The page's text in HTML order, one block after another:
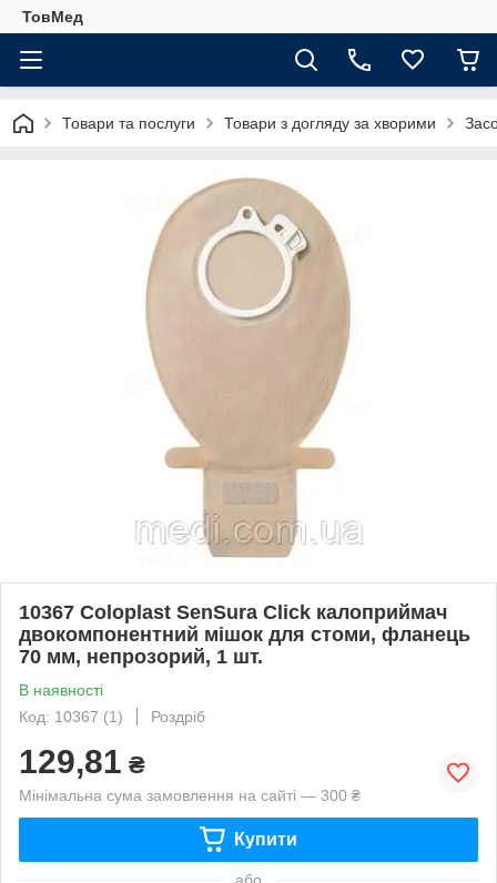
ТовМед
Товари та послуги Товари з догляду за хворими
10367 Coloplast SenSura Click калоприймач
двокомпонентний мішок для стоми, фланець
70 мм, непрозорий, 1 шт.
В наявності
Код: 10367 (1)
Роздріб
129,81 ₴
Мінімальна сума замовлення на сайті — 300 ₴
Купити
або